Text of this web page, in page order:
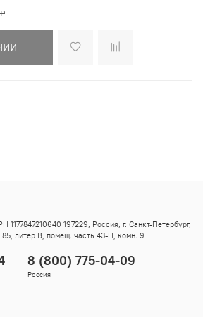
8 (800) 775-04-09
Россия
197229, Россия, г. Санкт-Петербург,
литер В, помещ. часть 43-Н, комн. 9